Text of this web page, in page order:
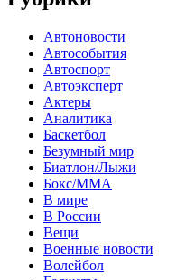
Автоновости
Автособытия
Автоспорт
Автоэксперт
Актеры
Аналитика
Баскетбол
Безумный мир
Биатлон/Лыжи
Бокс/MMA
В мире
В России
Вещи
Военные новости
Волейбол